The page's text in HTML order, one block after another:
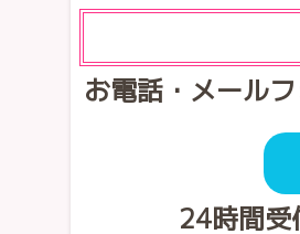
お電話・メール
24時間受